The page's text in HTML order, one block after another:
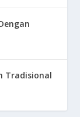
Tradisional